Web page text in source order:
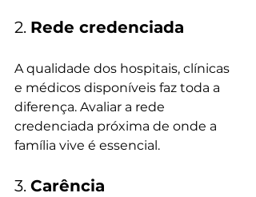
2. Rede credenciada
A qualidade dos hospitais, clínicas
e médicos disponíveis faz toda a
diferença. Avaliar a rede
credenciada próxima de onde a
família vive é essencial.
3. Carência